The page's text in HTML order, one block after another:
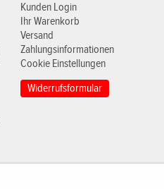
Kunden Login
Ihr Warenkorb
Versand
Zahlungsinformationen
Cookie Einstellungen
Widerrufsformular